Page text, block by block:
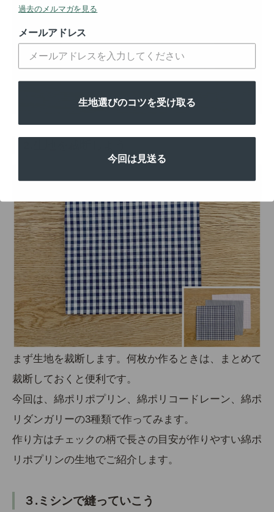
まず生地を裁断します。何枚か作るときは、まとめて
裁断しておくと便利です。
今回は、綿ポリポプリン、綿ポリコードレーン、綿ポ
リダンガリーの3種類で作ってみます。
作り方はチェックの柄で長さの目安が作りやすい綿ポ
リポプリンの生地でご紹介します。
３.ミシンで縫っていこう
過去のメルマガを見る
メールアドレス
生地選びのコツを受け取る
今回は見送る